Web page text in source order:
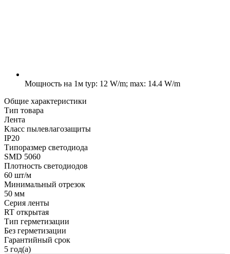
Мощность на 1м typ: 12 W/m; max: 14.4 W/m
Общие характеристики
Тип товара
Лента
Класс пылевлагозащиты
IP20
Типоразмер светодиода
SMD 5060
Плотность светодиодов
60 шт/м
Минимальный отрезок
50 мм
Серия ленты
RT открытая
Тип герметизации
Без герметизации
Гарантийный срок
5 год(а)